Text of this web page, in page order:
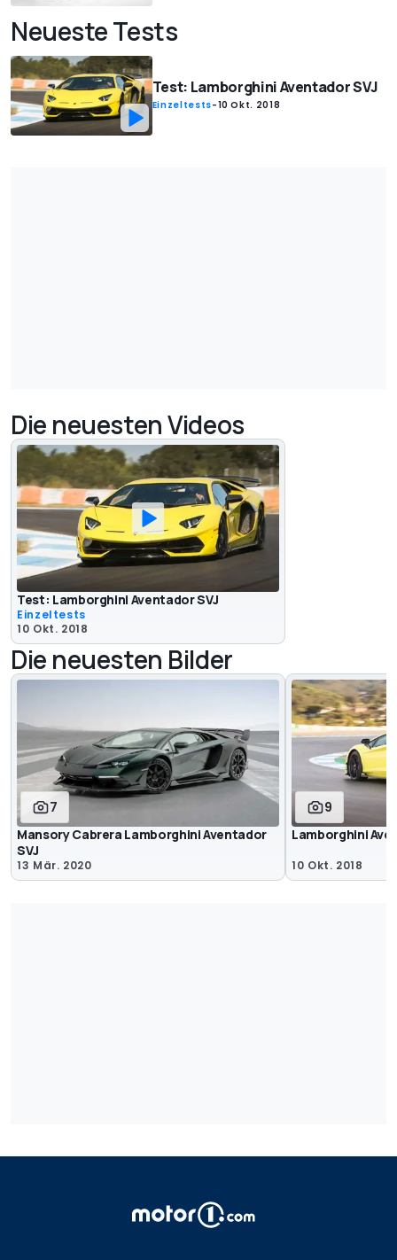
Neueste Tests
Test: Lamborghini Aventador SVJ
Einzeltests-10 Okt. 2018
Die neuesten Videos
Test: Lamborghini Aventador SVJ
Einzeltests
10 Okt. 2018
Die neuesten Bilder
7
Mansory Cabrera Lamborghini Aventador
SVJ
13 Mär. 2020
9
Lamborghini
10 Okt. 2018